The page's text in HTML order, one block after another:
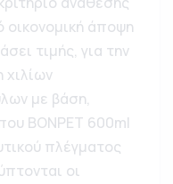
άποψη
τιμής, για την
με βάση,
BONPET 600ml
πλέγματος
οι